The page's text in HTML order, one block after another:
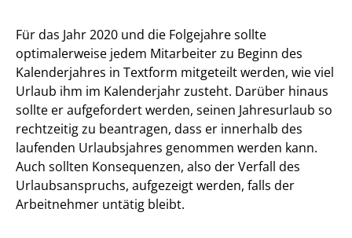
Für das Jahr 2020 und die Folgejahre sollte
optimalerweise jedem Mitarbeiter zu Beginn des
Kalenderjahres in Textform mitgeteilt werden, wie viel
Urlaub ihm im Kalenderjahr zusteht. Darüber hinaus
sollte er aufgefordert werden, seinen Jahresurlaub so
rechtzeitig zu beantragen, dass er innerhalb des
laufenden Urlaubsjahres genommen werden kann.
Auch sollten Konsequenzen, also der Verfall des
Urlaubsanspruchs, aufgezeigt werden, falls der
Arbeitnehmer untätig bleibt.